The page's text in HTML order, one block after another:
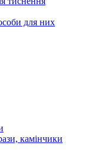
для них
камінчики